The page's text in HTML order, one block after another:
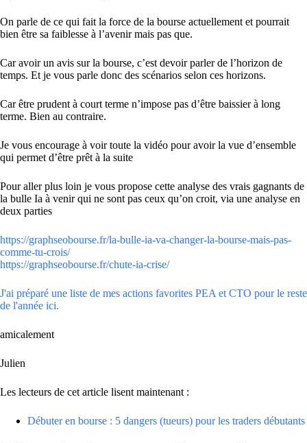
On parle de ce qui fait la force de la bourse actuellement et pourrait
bien être sa faiblesse à l’avenir mais pas que.
Car avoir un avis sur la bourse, c’est devoir parler de l’horizon de
temps. Et je vous parle donc des scénarios selon ces horizons.
Car être prudent à court terme n’impose pas d’être baissier à long
terme. Bien au contraire.
Je vous encourage à voir toute la vidéo pour avoir la vue d’ensemble
qui permet d’être prêt à la suite
Pour aller plus loin je vous propose cette analyse des vrais gagnants de
la bulle Ia à venir qui ne sont pas ceux qu’on croit, via une analyse en
deux parties
https://graphseobourse.fr/la-bulle-ia-va-changer-la-bourse-mais-pas-
comme-tu-crois/
https://graphseobourse.fr/chute-ia-crise/
J'ai préparé une liste de mes actions favorites PEA et CTO pour le reste
de l'année ici.
amicalement
Julien
Les lecteurs de cet article lisent maintenant :
Débuter en bourse : 5 dangers (tueurs) pour les traders débutants